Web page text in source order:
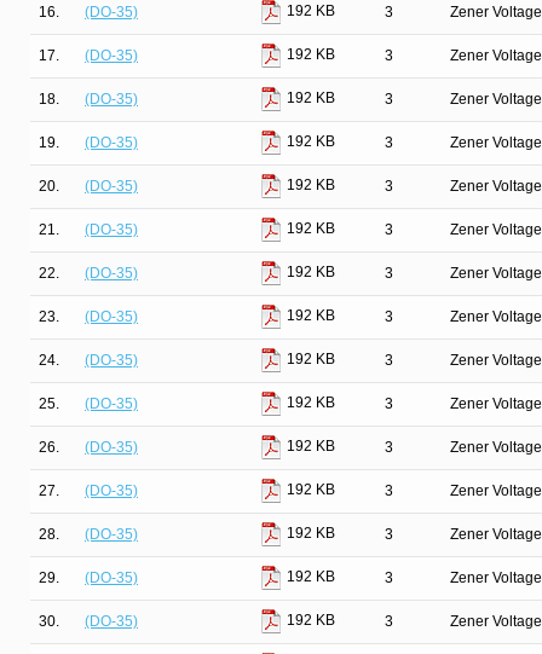
16. (DO-35) 192 KB 3 Zener
17. (DO-35) 192 KB 3 Zener
18. (DO-35) 192 KB 3 Zener
19. (DO-35) 192 KB 3 Zener
20. (DO-35) 192 KB 3 Zener
21. (DO-35) 192 KB 3 Zener
22. (DO-35) 192 KB 3 Zener
23. (DO-35) 192 KB 3 Zener
24. (DO-35) 192 KB 3 Zener
25. (DO-35) 192 KB 3 Zener
26. (DO-35) 192 KB 3 Zener
27. (DO-35) 192 KB 3 Zener
28. (DO-35) 192 KB 3 Zener
29. (DO-35) 192 KB 3 Zener
30. (DO-35) 192 KB 3 Zener